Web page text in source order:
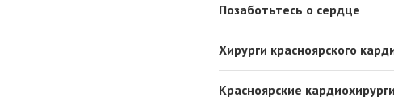
Позаботьтесь о сердце
Хирурги красноярского
Красноярские